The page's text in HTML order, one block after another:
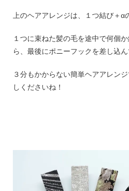
上のヘアアレンジは、１つ結び＋α
１つに束ねた髪の毛を途中で何個
ら、最後にポニーフックを差し込ん
３分もかからない簡単ヘアアレン
しくださいね！